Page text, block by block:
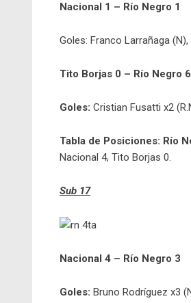
Nacional 1 – Río Negro 1
Goles: Franco Larrañaga
Tito Borjas 0 – Río Negro 6
Goles: Cristian Fusatti x2
Tabla de Posiciones: Río
Nacional 4, Tito Borjas 0.
Sub 17
Nacional 4 – Río Negro 3
Goles: Bruno Rodríguez x3